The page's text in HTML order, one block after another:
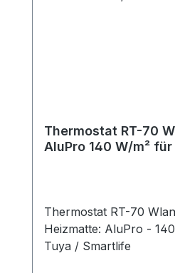
Thermostat RT-70
AluPro 140 W/m²
Thermostat RT-70 Wlan
Heizmatte: AluPro -
Tuya / Smartlife